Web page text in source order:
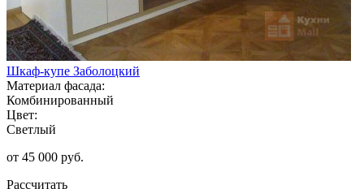
Шкаф-купе Заболоцкий
Материал фасада:
Комбинированный
Цвет:
Светлый
от 45 000 руб.
Рассчитать